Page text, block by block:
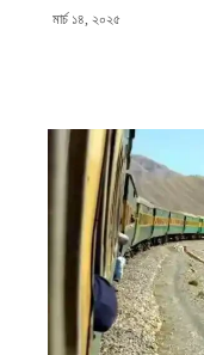
মার্চ ১৪, ২০২৫